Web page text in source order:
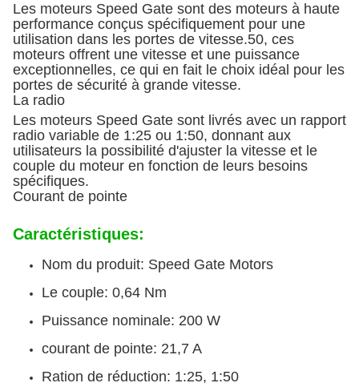
Les moteurs Speed Gate sont des moteurs à haute
performance conçus spécifiquement pour une
utilisation dans les portes de vitesse.50, ces
moteurs offrent une vitesse et une puissance
exceptionnelles, ce qui en fait le choix idéal pour les
portes de sécurité à grande vitesse.
La radio
Les moteurs Speed Gate sont livrés avec un rapport
radio variable de 1:25 ou 1:50, donnant aux
utilisateurs la possibilité d'ajuster la vitesse et le
couple du moteur en fonction de leurs besoins
spécifiques.
Courant de pointe
Caractéristiques:
Nom du produit: Speed Gate Motors
Le couple: 0,64 Nm
Puissance nominale: 200 W
courant de pointe: 21,7 A
Ration de réduction: 1:25, 1:50